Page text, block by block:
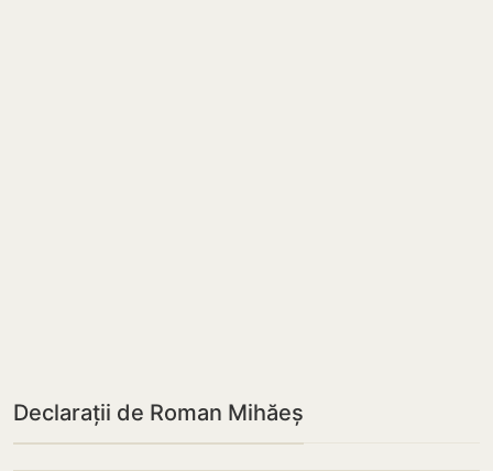
Declarații de Roman Mihăeș